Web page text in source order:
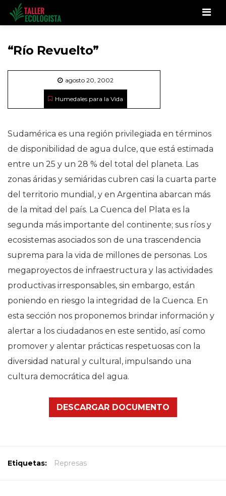
“Río Revuelto”
agosto 20, 2002
Humedales para la Vida
Sudamérica es una región privilegiada en términos
de disponibilidad de agua dulce, que está estimada
entre un 25 y un 28 % del total del planeta. Las
zonas áridas y semiáridas cubren casi la cuarta parte
del territorio mundial, y en Argentina abarcan más
de la mitad del país. La Cuenca del Plata es la
segunda más importante del continente; sus ríos y
ecosistemas asociados son de una trascendencia
suprema para la vida de millones de personas. Los
megaproyectos de infraestructura y las actividades
productivas irresponsables, sin embargo, están
poniendo en riesgo la integridad de la Cuenca. En
esta sección nos proponemos brindar información y
alertar a los ciudadanos en este sentido, así como
promover y alentar prácticas respetuosas con la
diversidad natural y cultural, impulsando una
cultura democrática del agua.
DESCARGAR DOCUMENTO
Etiquetas: Represas